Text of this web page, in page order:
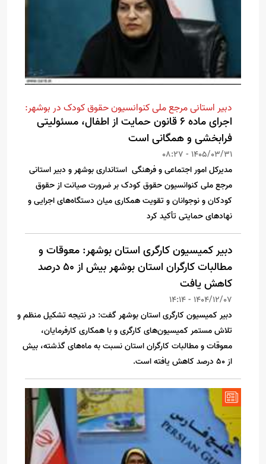
دبیر استانی مرجع ملی کنوانسیون حقوق کودک در بوشهر:
اجرای ماده ۶ قانون حمایت از اطفال، مسئولیتی
فرابخشی و همگانی است
1405/03/31 - 08:27
مدیرکل امور اجتماعی و فرهنگی استانداری بوشهر و دبیر استانی
مرجع ملی کنوانسیون حقوق کودک بر ضرورت صیانت از حقوق
کودکان و نوجوانان و تقویت همکاری میان دستگاه‌های اجرایی و
نهادهای حمایتی تأکید کرد
دبیر کمیسیون کارگری استان بوشهر: معوقات و
مطالبات کارگران استان بوشهر بیش از ۵۰ درصد
کاهش یافت
1404/12/07 - 14:14
دبیر کمیسیون کارگری استان بوشهر گفت: در نتیجه تشکیل منظم و
تلاش مستمر کمیسیون‌های کارگری و با همکاری کارفرمایان،
معوقات و مطالبات کارگران استان نسبت به ماه‌های گذشته، بیش
از ۵۰ درصد کاهش یافته است.